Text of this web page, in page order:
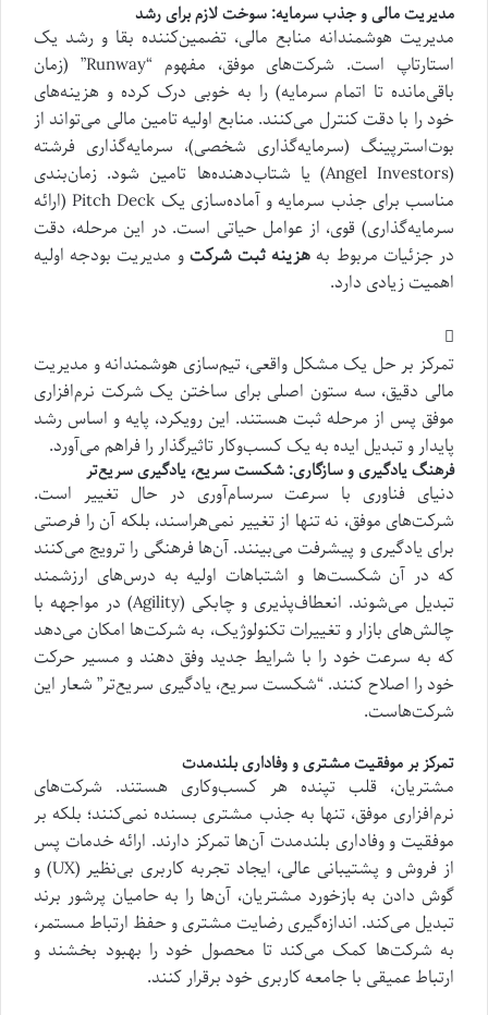
مدیریت مالی و جذب سرمایه: سوخت لازم برای رشد
مدیریت هوشمندانه منابع مالی، تضمین‌کننده بقا و رشد یک
استارتاپ است. شرکت‌های موفق، مفهوم “Runway” (زمان
باقی‌مانده تا اتمام سرمایه) را به خوبی درک کرده و هزینه‌های
خود را با دقت کنترل می‌کنند. منابع اولیه تامین مالی می‌تواند از
بوت‌استرپینگ (سرمایه‌گذاری شخصی)، سرمایه‌گذاری فرشته
(Angel Investors) یا شتاب‌دهنده‌ها تامین شود. زمان‌بندی
مناسب برای جذب سرمایه و آماده‌سازی یک Pitch Deck (ارائه
سرمایه‌گذاری) قوی، از عوامل حیاتی است. در این مرحله، دقت
در جزئیات مربوط به هزینه ثبت شرکت و مدیریت بودجه اولیه
اهمیت زیادی دارد.
تمرکز بر حل یک مشکل واقعی، تیم‌سازی هوشمندانه و مدیریت
مالی دقیق، سه ستون اصلی برای ساختن یک شرکت نرم‌افزاری
موفق پس از مرحله ثبت هستند. این رویکرد، پایه و اساس رشد
پایدار و تبدیل ایده به یک کسب‌وکار تاثیرگذار را فراهم می‌آورد.
فرهنگ یادگیری و سازگاری: شکست سریع، یادگیری سریع‌تر
دنیای فناوری با سرعت سرسام‌آوری در حال تغییر است.
شرکت‌های موفق، نه تنها از تغییر نمی‌هراسند، بلکه آن را فرصتی
برای یادگیری و پیشرفت می‌بینند. آن‌ها فرهنگی را ترویج می‌کنند
که در آن شکست‌ها و اشتباهات اولیه به درس‌های ارزشمند
تبدیل می‌شوند. انعطاف‌پذیری و چابکی (Agility) در مواجهه با
چالش‌های بازار و تغییرات تکنولوژیک، به شرکت‌ها امکان می‌دهد
که به سرعت خود را با شرایط جدید وفق دهند و مسیر حرکت
خود را اصلاح کنند. “شکست سریع، یادگیری سریع‌تر” شعار این
شرکت‌هاست.
تمرکز بر موفقیت مشتری و وفاداری بلندمدت
مشتریان، قلب تپنده هر کسب‌وکاری هستند. شرکت‌های
نرم‌افزاری موفق، تنها به جذب مشتری بسنده نمی‌کنند؛ بلکه بر
موفقیت و وفاداری بلندمدت آن‌ها تمرکز دارند. ارائه خدمات پس
از فروش و پشتیبانی عالی، ایجاد تجربه کاربری بی‌نظیر (UX) و
گوش دادن به بازخورد مشتریان، آن‌ها را به حامیان پرشور برند
تبدیل می‌کند. اندازه‌گیری رضایت مشتری و حفظ ارتباط مستمر،
به شرکت‌ها کمک می‌کند تا محصول خود را بهبود بخشند و
ارتباط عمیقی با جامعه کاربری خود برقرار کنند.